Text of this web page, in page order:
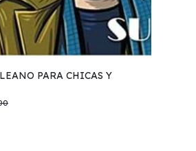
PARA CHICAS Y